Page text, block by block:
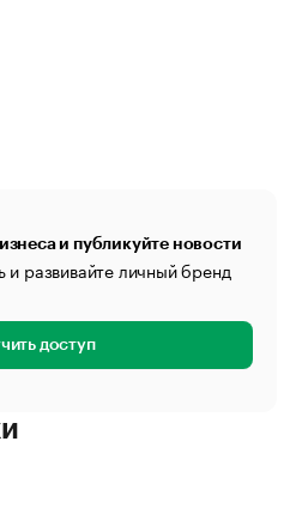
и публикуйте новости
и развивайте личный бренд
доступ